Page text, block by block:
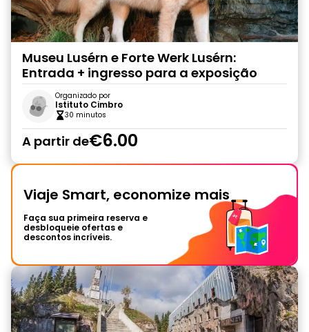
Museu Lusérn e Forte Werk Lusérn:
Entrada + ingresso para a exposição
Organizado por
Istituto Cimbro
30 minutos
A partir de€6.00
Viaje Smart, economize mais
Faça sua primeira reserva e
desbloqueie ofertas e
descontos incríveis.